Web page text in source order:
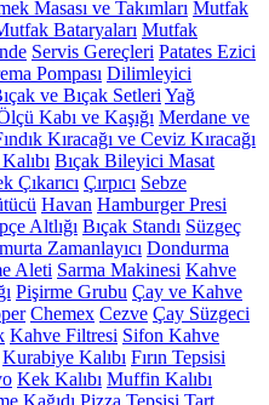
Masası ve Takımları Mutfak
Bataryaları Mutfak
Servis Gereçleri Patates Ezici
Pompası Dilimleyici
ve Bıçak Setleri Yağ
Kabı ve Kaşığı Merdane ve
Kıracağı ve Ceviz Kıracağı
Bıçak Bileyici Masat
Çıkarıcı Çırpıcı Sebze
Havan Hamburger Presi
Altlığı Bıçak Standı Süzgeç
Zamanlayıcı Dondurma
Aleti Sarma Makinesi Kahve
Pişirme Grubu Çay ve Kahve
Chemex Cezve Çay Süzgeci
Kahve Filtresi Sifon Kahve
Kurabiye Kalıbı Fırın Tepsisi
Kek Kalıbı Muffin Kalıbı
Kağıdı Pizza Tepsisi Tart